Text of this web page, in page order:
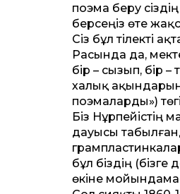
поэма беру
берсеңіз өте
Сіз бұл тілекті
Расында да,
бір – сызып, бір
халық
поэмаларды»)
Біз Нұрпейістің
дауысы
бұл біздің
өкіне